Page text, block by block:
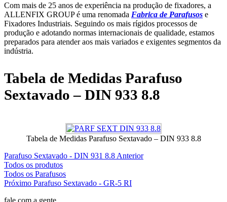
Com mais de 25 anos de experiência na produção de fixadores, a
ALLENFIX GROUP é uma renomada Fabrica de Parafusos e
Fixadores Industriais. Seguindo os mais rígidos processos de
produção e adotando normas internacionais de qualidade, estamos
preparados para atender aos mais variados e exigentes segmentos da
indústria.
Tabela de Medidas Parafuso
Sextavado – DIN 933 8.8
Tabela de Medidas Parafuso Sextavado – DIN 933 8.8
Parafuso Sextavado - DIN 931 8.8 Anterior
Todos os produtos
Todos os Parafusos
Próximo Parafuso Sextavado - GR-5 RI